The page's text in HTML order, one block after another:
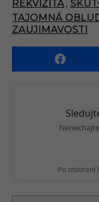
a
t
i
n
REKVIZITA,
TAJOMNÁ
ZAUJIMAVOSTI
Po otvorení